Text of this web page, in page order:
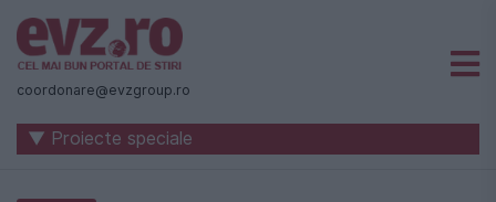
Știri
naționale
internaționale
coordonare@evzgroup.ro
▼ Proiecte speciale